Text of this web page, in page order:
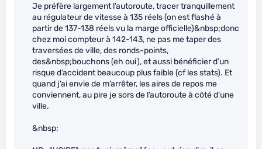
Je préfère largement l’autoroute, tracer tranquillement
au régulateur de vitesse à 135 réels (on est flashé à
partir de 137-138 réels vu la marge officielle)&nbsp;donc
chez moi compteur à 142-143, ne pas me taper des
traversées de ville, des ronds-points,
des&nbsp;bouchons (eh oui), et aussi bénéficier d’un
risque d’accident beaucoup plus faible (cf les stats). Et
quand j’ai envie de m’arrêter, les aires de repos me
conviennent, au pire je sors de l’autoroute à côté d’une
ville.
&nbsp;